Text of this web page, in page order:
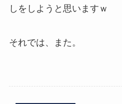
しをしようと思いますｗ
それでは、また。